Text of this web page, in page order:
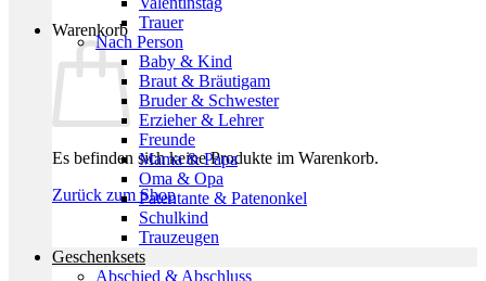
Warenkorb
Es befinden sich keine Produkte im Warenkorb.
Zurück zum Shop
Trauer
Nach Person
Baby & Kind
Braut & Bräutigam
Bruder & Schwester
Erzieher & Lehrer
Freunde
Mama & Papa
Oma & Opa
Patentante & Patenonkel
Schulkind
Trauzeugen
Geschenksets
Abschied & Abschluss